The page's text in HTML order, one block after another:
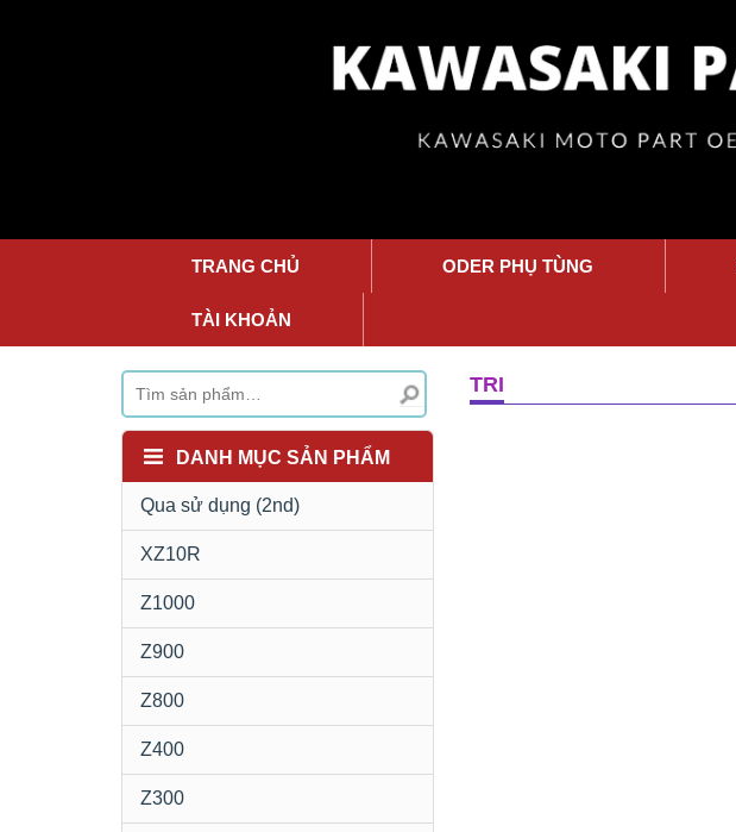
TRANG CHỦ ODER PHỤ TÙNG
TÀI KHOẢN
TRI
DANH MỤC SẢN PHẨM
Qua sử dụng (2nd)
XZ10R
Z1000
Z900
Z800
Z400
Z300